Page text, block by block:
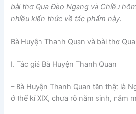
bài thơ Qua Đèo Ngang và Chiều
nhiều kiến thức về tác phẩm này.
Bà Huyện Thanh Quan và bài thơ
I. Tác giả Bà Huyện Thanh Quan
– Bà Huyện Thanh Quan tên thật là
ở thế kỉ XIX, chưa rõ năm sinh, năm